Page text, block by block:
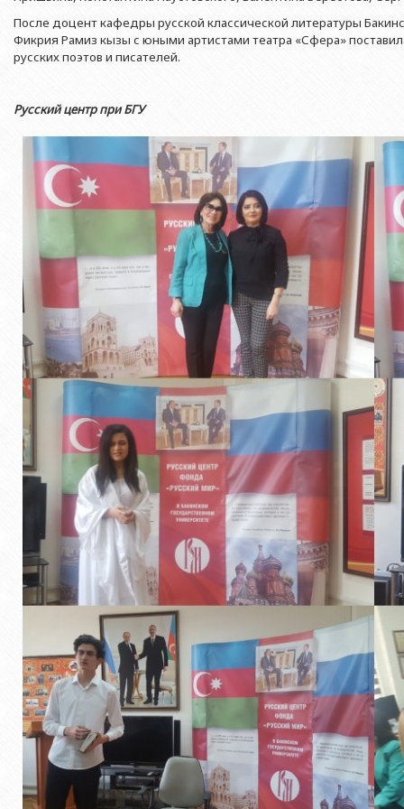
Почетные доктора
Перечень специальностей
Знаменательные даты в истории БГУ
Служба психологической помощи
Университетская газета
Типография
Издательство
Филологический
Факультет
Факультет
Факультет
Факультет Теология
Факультет
Азербайджанской
Юридическое
Юридическое
Юридическое
и образования
После доцент кафедры русской классической литературы
Фикрия Рамиз кызы с юными артистами театра «Сфера»
русских поэтов и писателей.
Русский центр при БГУ